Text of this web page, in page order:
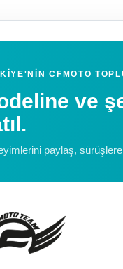
CFMOTO
ve
paylaş, sürüşlere